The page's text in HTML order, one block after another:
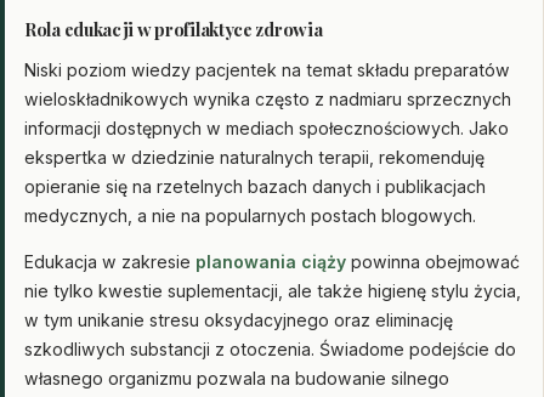
Rola edukacji w profilaktyce zdrowia
Niski poziom wiedzy pacjentek na temat składu preparatów
wieloskładnikowych wynika często z nadmiaru sprzecznych
informacji dostępnych w mediach społecznościowych. Jako
ekspertka w dziedzinie naturalnych terapii, rekomenduję
opieranie się na rzetelnych bazach danych i publikacjach
medycznych, a nie na popularnych postach blogowych.
Edukacja w zakresie planowania ciąży powinna obejmować
nie tylko kwestie suplementacji, ale także higienę stylu życia,
w tym unikanie stresu oksydacyjnego oraz eliminację
szkodliwych substancji z otoczenia. Świadome podejście do
własnego organizmu pozwala na budowanie silnego